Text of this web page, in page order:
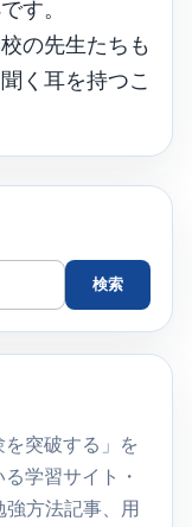
す。
の先生たちも
く耳を持つこ
検索
を突破する」を
学習サイト・
方法記事、用